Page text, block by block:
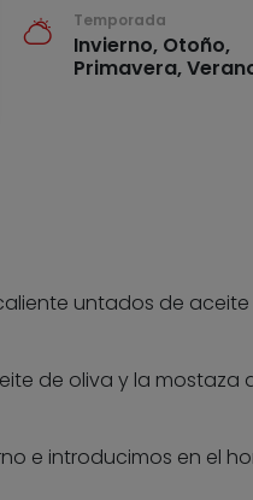
Temporada
Invierno, Otoño,
Primavera,
untados de
de oliva y la mostaza
e introducimos en el